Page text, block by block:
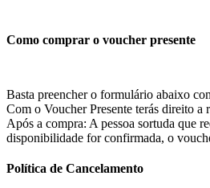
Como comprar o voucher presente
Basta preencher o formulário abaixo
Com o Voucher Presente terás direito
Após a compra: A pessoa sortuda que
disponibilidade for confirmada, o
Política de Cancelamento